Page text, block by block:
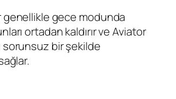
gece modunda
ortadan kaldırır ve Aviator
sorunsuz bir şekilde